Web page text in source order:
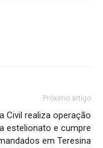
Próximo artigo
Civil realiza operação
estelionato e cumpre
em Teresina